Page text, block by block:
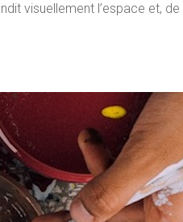
visuellement l’espace et,